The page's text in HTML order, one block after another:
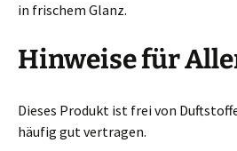
in frischem Glanz.
Hinweise für
Dieses Produkt ist frei von
häufig gut vertragen.